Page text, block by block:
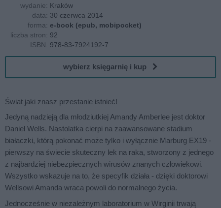
wydanie: Kraków
data: 30 czerwca 2014
forma: e-book (epub, mobipocket)
liczba stron: 92
ISBN: 978-83-7924192-7
wybierz księgarnię i kup
Świat jaki znasz przestanie istnieć!
Jedyną nadzieją dla młodziutkiej Amandy Amberlee jest doktor
Daniel Wells. Nastolatka cierpi na zaawansowane stadium
białaczki, którą pokonać może tylko i wyłącznie Marburg EX19 -
pierwszy na świecie skuteczny lek na raka, stworzony z jednego
z najbardziej niebezpiecznych wirusów znanych człowiekowi.
Wszystko wskazuje na to, że specyfik działa - dzięki doktorowi
Wellsowi Amanda wraca powoli do normalnego życia.
Jednocześnie w niezależnym laboratorium w Wirginii trwają